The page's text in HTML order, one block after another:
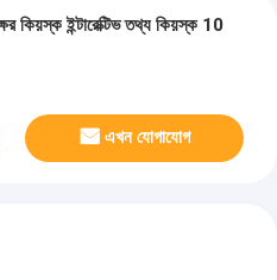
কিয়স্ক ইন্টারেক্টিভ তথ্য কিয়স্ক 10
এখন যোগাযোগ